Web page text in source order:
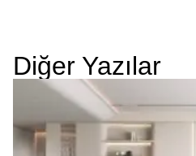
Diğer Yazılar